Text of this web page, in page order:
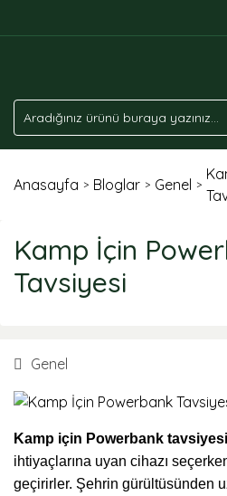
Anasayfa Bloglar Genel
Kamp İçin
Tavsiyesi
Genel
Kamp için Powerbank tavsiyesi
ihtiyaçlarına uyan cihazı
geçirirler. Şehrin gürültüsünden